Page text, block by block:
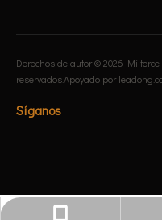
Derechos de autor ©2026
reservados.Apoyado por
Síganos